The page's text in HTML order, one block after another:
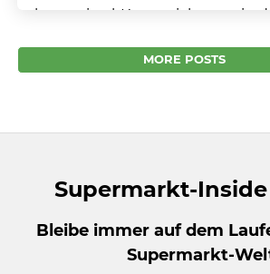
Lebensmittel-Kennzeichnung in
lassen Raum für irreführende
MORE POSTS
Supermarkt-
Bleibe immer auf dem
Supermarkt-